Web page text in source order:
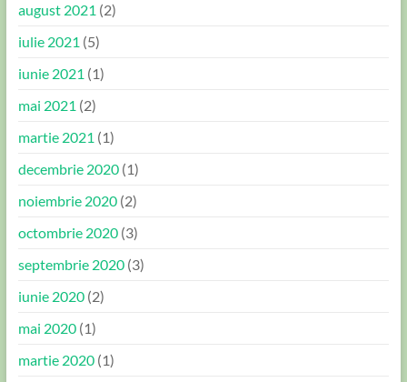
august 2021 (2)
iulie 2021 (5)
iunie 2021 (1)
mai 2021 (2)
martie 2021 (1)
decembrie 2020(1)
noiembrie 2020(2)
octombrie 2020(3)
septembrie 2020(3)
iunie 2020(2)
mai 2020(1)
martie 2020(1)